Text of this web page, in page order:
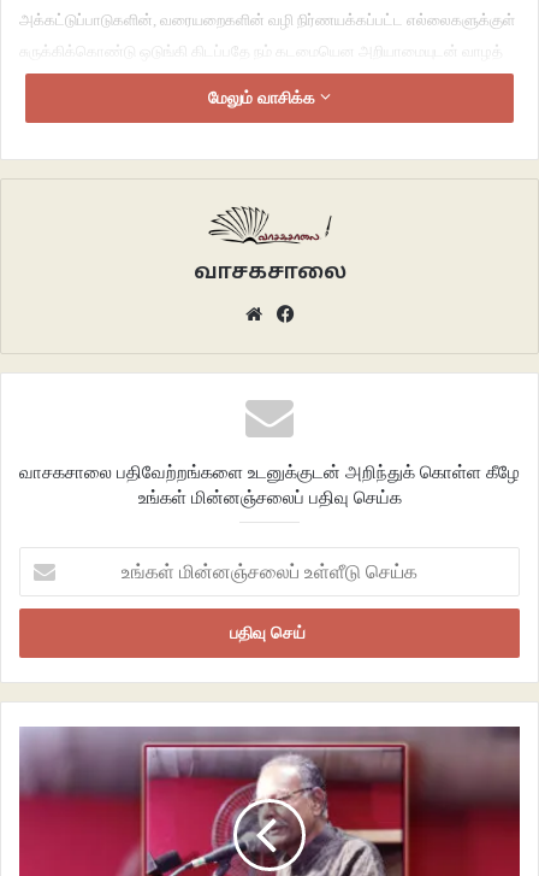
அக்கட்டுப்பாடுகளின், வரையறைகளின் வழி நிர்ணயக்கப்பட்ட எல்லைகளுக்குள்
சுருக்கிக்கொண்டு ஒடுங்கி கிடப்பதே நம் கடமையென அறியாமையுடன் வாழத்
நம் ஆளுகையின் கீழ் சாதுவாய் கிடந்த அசட்டுத்தனமானக் கருத்துகள் மெல்ல
மெல்ல சமூகத்தோடு இயைந்து உறவாடி வளர்ச்சியுற்று ஓர் அசுர உருவெடுத்து
பேரதிகார மையங்களாக நிலைப்பெற்றிருக்கின்றன. மேலும், நம்மால்
தோற்றுவிக்கப்பட்ட இவற்றின் கீழேயே இன்று நாம் அடிமைப்பட்டுக் கிடக்கிறோம்
“நவீன சமூகம்” என்கிற அடைமொழியுடன். இது ஒட்டுமொத்த மானுட
நவீன சமூகம் தன் ஆன்மாவாக, தன் முகமாக ஓர் ஒற்றைச் சித்திரத்தை வரைய
கட்டியெழுப்பும் கூட்டமைப்பே ஒரு சமூகம் என்பதை அது உணர மறுக்கிறது.
அப்படியான தனி மனிதனுக்கென்ற தனித்த இயல்புகளையும் பொருட்படுத்தி
உள்ளடக்கி அதற்கான வெளியை உருவாக்கும் பன்மைத்துவப் போக்கை
இயற்கைக்கு புறம்பானது என உதறி எறிந்துவிட்டு பலருக்கும் ஒவ்வாதவற்றை
மேலும் வாசிக்க
வாசகசாலை
Website
வாசகசாலை பதிவேற்றங்களை உடனுக்குடன் அறிந்துக் கொள்ள கீழே
உங்கள் மின்னஞ்சலைப் பதிவு செய்க
மின்னஞ்சலைப்
உள்ளீடு